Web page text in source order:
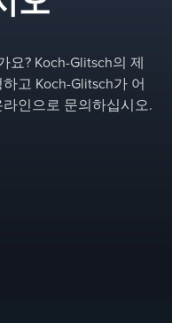
요? Koch-Glitsch의 제
고 Koch-Glitsch가 어
인으로 문의하십시오.